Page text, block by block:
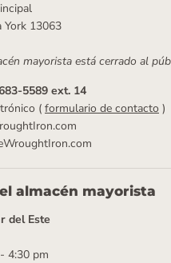
York 13063
mayorista está cerrado al
5589 ext. 14
( formulario de contacto )
almacén mayorista
del Este
4:30 pm